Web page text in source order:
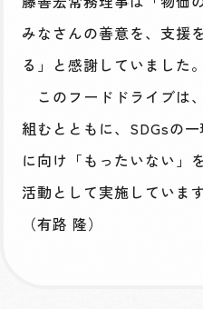
みなさんの善意を、支援
る」と感謝していました。
このフードドライブは
組むとともに、SDGsの
に向け「もったいない」
活動として実施しています
（有路 隆）